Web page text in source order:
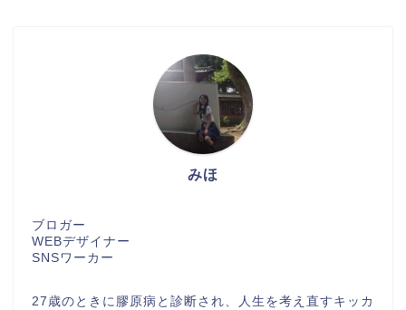
みほ
ブロガー
WEBデザイナー
SNSワーカー
27歳のときに膠原病と診断され、人生を考え直すキッカ